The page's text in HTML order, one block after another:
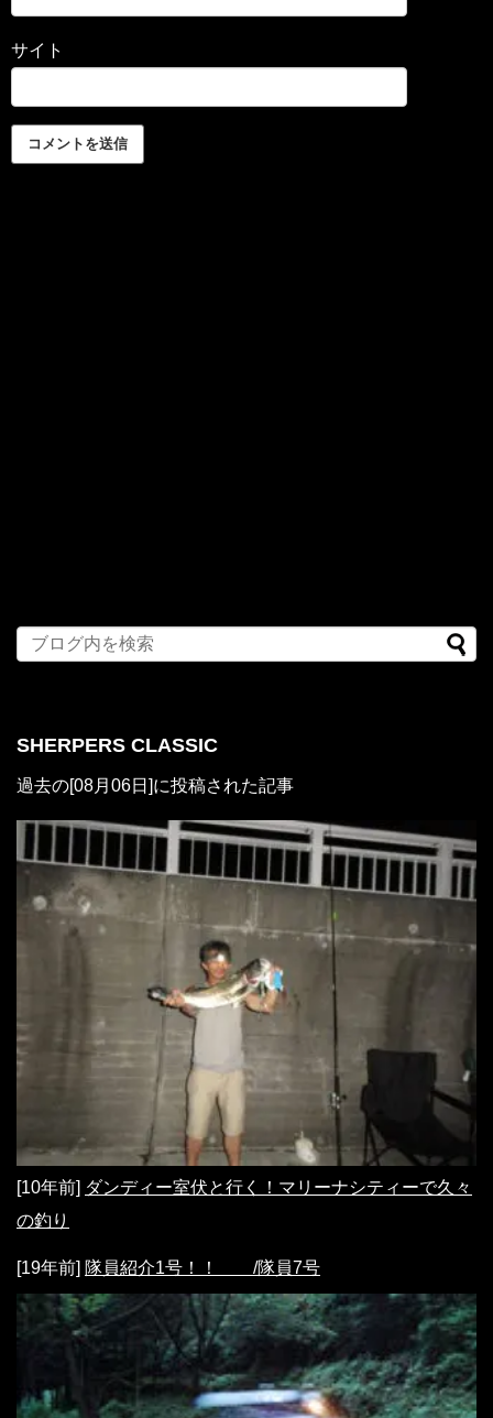
サイト
SHERPERS CLASSIC
過去の[08月06日]に投稿された記事
[10年前] ダンディー室伏と行く！マリーナシティーで久々
の釣り
[19年前] 隊員紹介1号！！ /隊員7号